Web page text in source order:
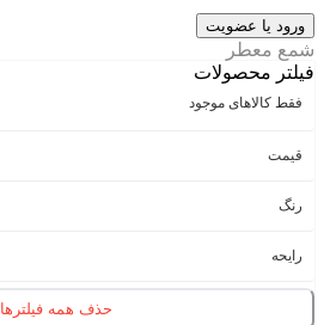
شمع معطر
فیلتر محصولات
فقط کالاهای موجود
قیمت
رنگ
رایحه
حذف همه فیلترها